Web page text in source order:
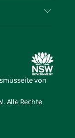
von
Alle Rechte